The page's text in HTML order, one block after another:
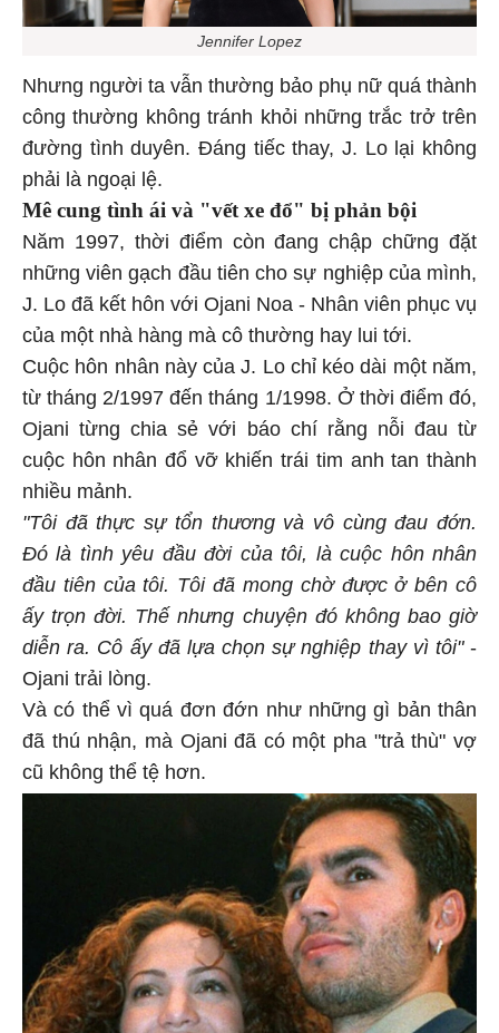
Jennifer Lopez
Nhưng người ta vẫn thường bảo phụ nữ quá thành
công thường không tránh khỏi những trắc trở trên
đường tình duyên. Đáng tiếc thay, J. Lo lại không
phải là ngoại lệ.
Mê cung tình ái và "vết xe đổ" bị phản bội
Năm 1997, thời điểm còn đang chập chững đặt
những viên gạch đầu tiên cho sự nghiệp của mình,
J. Lo đã kết hôn với Ojani Noa - Nhân viên phục vụ
của một nhà hàng mà cô thường hay lui tới.
Cuộc hôn nhân này của J. Lo chỉ kéo dài một năm,
từ tháng 2/1997 đến tháng 1/1998. Ở thời điểm đó,
Ojani từng chia sẻ với báo chí rằng nỗi đau từ
cuộc hôn nhân đổ vỡ khiến trái tim anh tan thành
nhiều mảnh.
"Tôi đã thực sự tổn thương và vô cùng đau đớn.
Đó là tình yêu đầu đời của tôi, là cuộc hôn nhân
đầu tiên của tôi. Tôi đã mong chờ được ở bên cô
ấy trọn đời. Thế nhưng chuyện đó không bao giờ
diễn ra. Cô ấy đã lựa chọn sự nghiệp thay vì tôi"-
Ojani trải lòng.
Và có thể vì quá đơn đớn như những gì bản thân
đã thú nhận, mà Ojani đã có một pha "trả thù" vợ
cũ không thể tệ hơn.